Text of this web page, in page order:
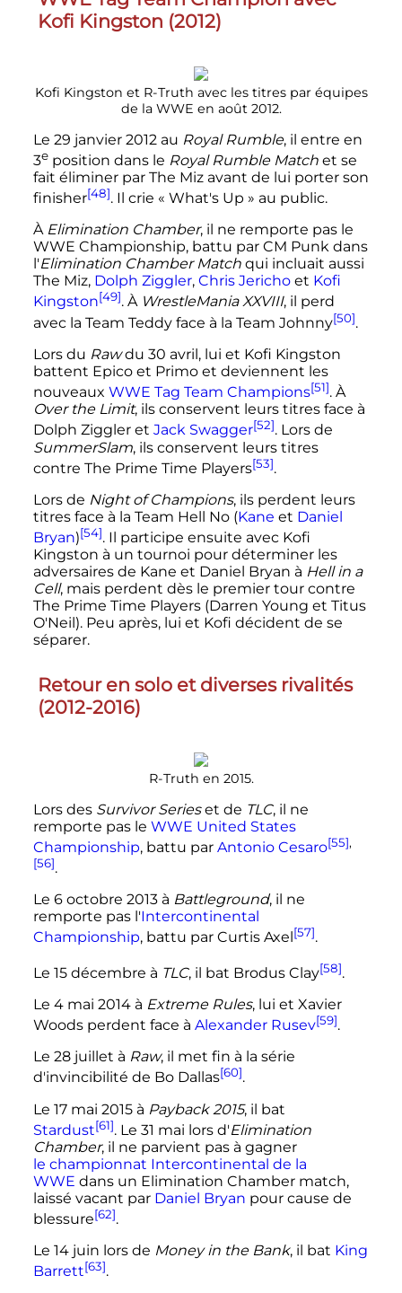
Kofi Kingston (2012)
Kofi Kingston et R-Truth avec les titres par équipes
de la WWE en août 2012.
Le 29 janvier 2012au Royal Rumble, il entre en
3e position dans le Royal Rumble Matchet se
fait éliminer par The Miz avant de lui porter son
finisher[48]. Il crie « What's Up » au public.
À Elimination Chamber, il ne remporte pas le
WWE Championship, battu par CM Punk dans
l'Elimination Chamber Matchqui incluait aussi
The Miz, Dolph Ziggler, Chris Jerichoet Kofi
Kingston[49]. À WrestleMania XXVIII, il perd
avec la Team Teddy face à la Team Johnny[50].
Lors du Rawdu 30 avril, lui et Kofi Kingston
battent Epico et Primo et deviennent les
nouveaux WWE Tag Team Champions[51]. À
Over the Limit, ils conservent leurs titres face à
Dolph Ziggler et Jack Swagger[52]. Lors de
SummerSlam, ils conservent leurs titres
contre The Prime Time Players[53].
Lors de Night of Champions, ils perdent leurs
titres face à la Team Hell No (Kane et Daniel
Bryan)[54]. Il participe ensuite avec Kofi
Kingston à un tournoi pour déterminer les
adversaires de Kane et Daniel Bryan à Hell in a
Cell, mais perdent dès le premier tour contre
The Prime Time Players (Darren Young et Titus
O'Neil). Peu après, lui et Kofi décident de se
séparer.
Retour en solo et diverses rivalités
(2012-2016)
R-Truth en 2015.
Lors des Survivor Serieset de TLC, il ne
remporte pas le WWE United States
Championship, battu par Antonio Cesaro[55],
[56].
Le 6 octobre 2013à Battleground, il ne
remporte pas l'Intercontinental
Championship, battu par Curtis Axel [57].
Le 15 décembre à TLC, il bat Brodus Clay[58].
Le 4 mai 2014à Extreme Rules, lui et Xavier
Woods perdent face à Alexander Rusev[59].
Le 28 juillet à Raw, il met fin à la série
d'invincibilité de Bo Dallas[60].
Le 17 mai 2015à Payback 2015, il bat
Stardust[61]. Le 31 mai lors d'Elimination
Chamber, il ne parvient pas à gagner
le championnat Intercontinental de la
WWE dans un Elimination Chamber match,
laissé vacant par Daniel Bryan pour cause de
blessure[62].
Le 14 juin lors de Money in the Bank, il bat King
Barrett[63].